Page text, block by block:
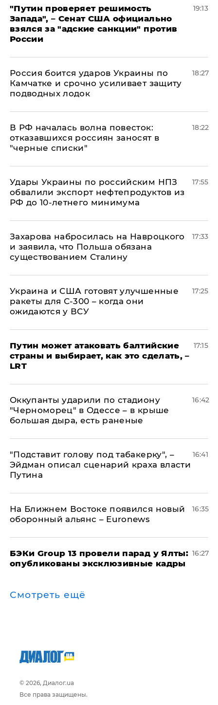
"Путин проверяет решимость
Запада", – Сенат США официально
взялся за "адские санкции" против
России
19:13
Россия боится ударов Украины по
Камчатке и срочно усиливает защиту
подводных лодок
18:27
​В РФ началась волна повесток:
отказавшихся россиян заносят в
"черные списки"
18:22
Удары Украины по российским НПЗ
обвалили экспорт нефтепродуктов из
РФ до 10-летнего минимума
17:55
​Захарова набросилась на Навроцкого
и заявила, что Польша обязана
существованием Сталину
17:33
Украина и США готовят улучшенные
ракеты для С-300 – когда они
ожидаются у ВСУ
17:25
Путин может атаковать балтийские
страны и выбирает, как это сделать, –
LRT
17:15
Оккупанты ударили по стадиону
"Черноморец" в Одессе – в крыше
большая дыра, есть раненые
16:42
​"Подставит голову под табакерку", –
Эйдман описал сценарий краха власти
Путина
16:41
На Ближнем Востоке появился новый
оборонный альянс – Euronews
16:35
​БЭКи Group 13 провели парад у Ялты:
опубликованы эксклюзивные кадры
16:27
Смотреть ещё
© 2026, Диалог.ua
Все права защищены.